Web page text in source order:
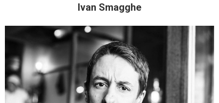
Ivan Smagghe